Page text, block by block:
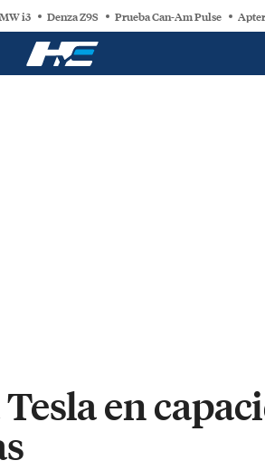
i3 Denza Z9S Prueba Can-Am Pulse
en